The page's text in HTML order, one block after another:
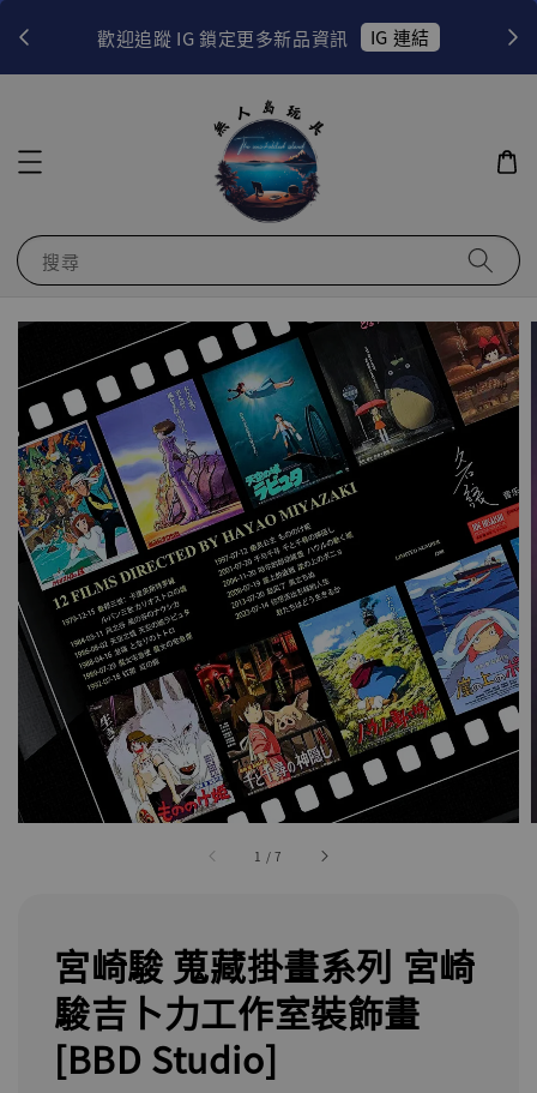
歡迎追蹤 IG 鎖定更多新品資訊 IG 連結
搜尋
1 /7
宮崎駿 蒐藏掛畫系列 宮崎
駿吉卜力工作室裝飾畫
[BBD Studio]